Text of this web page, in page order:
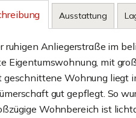
Ausstattung
ruhigen Anliegerstraße im
Eigentumswohnung, mit
geschnittene Wohnung liegt
gut gepflegt. So
Wohnbereich ist